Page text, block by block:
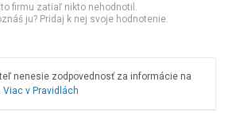
firmu zatiaľ nikto nehodnotil.
ju? Pridaj k nej svoje hodnotenie.
nenesie zodpovednosť za informácie na
Viac v Pravidlách